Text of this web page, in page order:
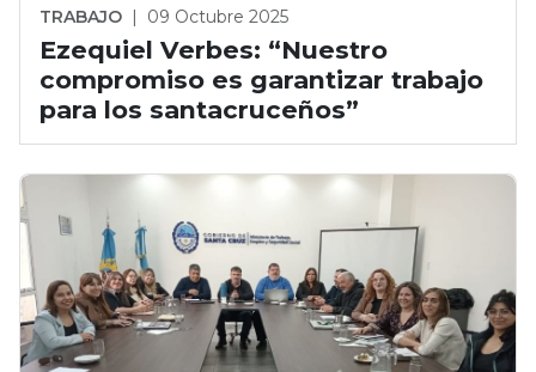
TRABAJO | 09 Octubre 2025
Ezequiel Verbes: “Nuestro
compromiso es garantizar trabajo
para los santacruceños”